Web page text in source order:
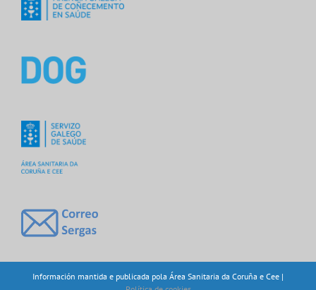
Información mantida e publicada pola Área Sanitaria da Coruña e Cee |